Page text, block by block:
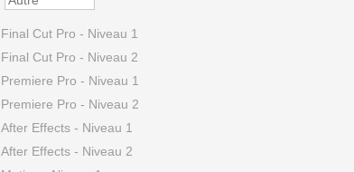
Final Cut Pro - Niveau 1
Final Cut Pro - Niveau 2
Premiere Pro - Niveau 1
Premiere Pro - Niveau 2
After Effects - Niveau 1
After Effects - Niveau 2